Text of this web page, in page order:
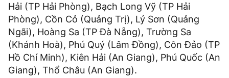
Hải (TP Hải Phòng), Bạch Long Vỹ (TP Hải
Phòng), Cồn Cỏ (Quảng Trị), Lý Sơn (Quảng
Ngãi), Hoàng Sa (TP Đà Nẵng), Trường Sa
(Khánh Hoà), Phú Quý (Lâm Đồng), Côn Đảo (TP
Hồ Chí Minh), Kiên Hải (An Giang), Phú Quốc (An
Giang), Thổ Châu (An Giang).